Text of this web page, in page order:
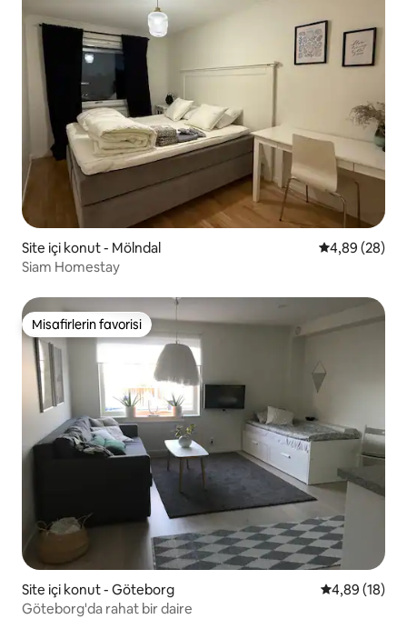
Site içi konut - Mölndal 5 üzerinden
4,89 (28)
Siam Homestay
Misafirlerin favorisi
Misafirlerin favorisi
Site içi konut - Göteborg 5 üzerinden
4,89 (18)
Göteborg'da rahat bir daire